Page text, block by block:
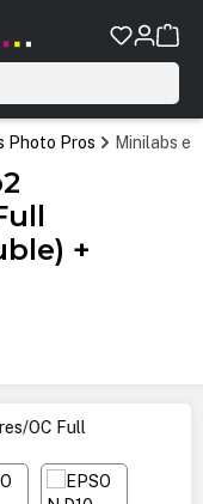
Photo Pros Minilabs
+